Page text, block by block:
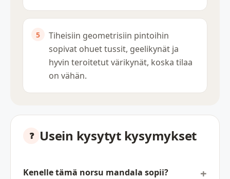
Tiheisiin geometrisiin pintoihin
sopivat ohuet tussit, geelikynät ja
hyvin teroitetut värikynät, koska tilaa
on vähän.
Usein kysytyt kysymykset
Kenelle tämä norsu mandala sopii?